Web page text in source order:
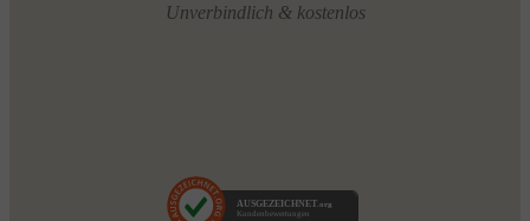
Unverbindlich & kostenlos
AUSGEZEICHNET .org
Kundenbewertungen